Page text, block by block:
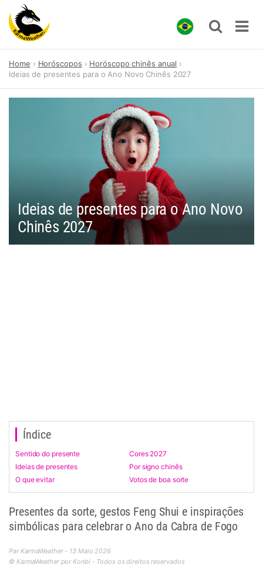
content
Home Horóscopos
Horóscopo chinês anual
Ideias de presentes para o Ano Novo Chinês 2027
Ideias de presentes para o Ano Novo
Chinês 2027
Índice
Sentido do presente
Cores 2027
Ideias de presentes
Por signo chinês
O que evitar
Votos de boa sorte
Presentes da sorte, gestos Feng Shui e inspirações
simbólicas para celebrar o Ano da Cabra de Fogo
Par KarmaWeather - 13 Maio 2026
© KarmaWeather por Konbi - Todos os direitos reservados